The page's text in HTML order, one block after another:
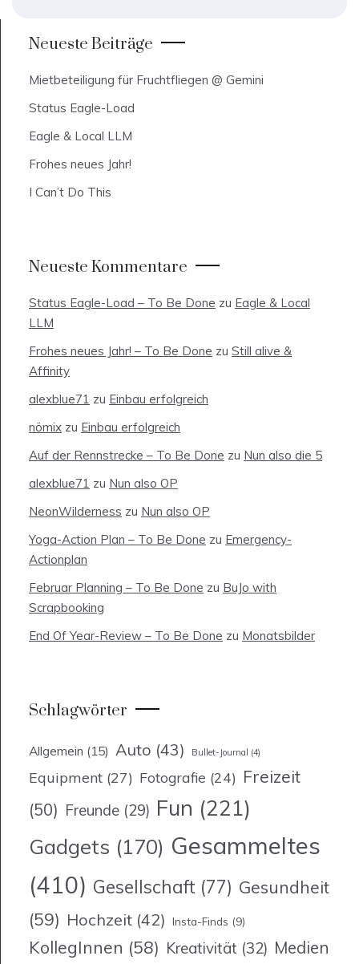
Neueste Beiträge
Mietbeteiligung für Fruchtfliegen @ Gemini
Status Eagle-Load
Eagle & Local LLM
Frohes neues Jahr!
I Can’t Do This
Neueste Kommentare
Status Eagle-Load – To Be Done zu Eagle & Local
LLM
Frohes neues Jahr! – To Be Done zu Still alive &
Affinity
alexblue71 zu Einbau erfolgreich
nömix zu Einbau erfolgreich
Auf der Rennstrecke – To Be Done zu Nun also die 5
alexblue71 zu Nun also OP
NeonWilderness zu Nun also OP
Yoga-Action Plan – To Be Done zu Emergency-
Actionplan
Februar Planning – To Be Done zu BuJo with
Scrapbooking
End Of Year-Review – To Be Done zu Monatsbilder
Schlagwörter
Allgemein (15) Auto (43) Bullet-Journal (4)
Equipment (27) Fotografie (24) Freizeit
(50) Freunde (29) Fun (221)
Gadgets (170) Gesammeltes
(410) Gesellschaft (77) Gesundheit
(59) Hochzeit (42) Insta-Finds (9)
KollegInnen (58) Kreativität (32) Medien